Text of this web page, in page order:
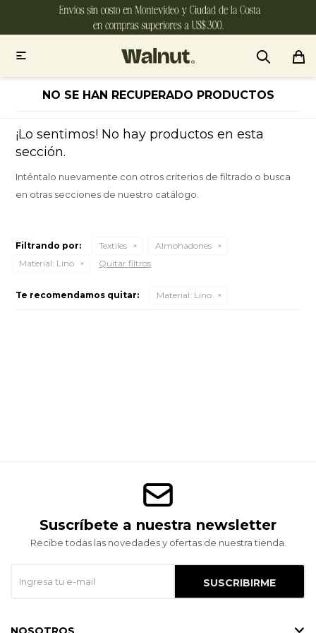

NO SE HAN RECUPERADO PRODUCTOS
¡Lo sentimos! No hay productos en esta
sección.
Inténtalo nuevamente con otros criterios de filtrado o busca
en otras secciones de nuestro catálogo.
Filtrando por: Textiles
Almohadones
Material: Lino Quitar filtros
Te recomendamos quitar: Material: Lino
Suscríbete a nuestra newsletter
Recibe todas las novedades y ofertas de nuestra tienda.
SUSCRIBIRME